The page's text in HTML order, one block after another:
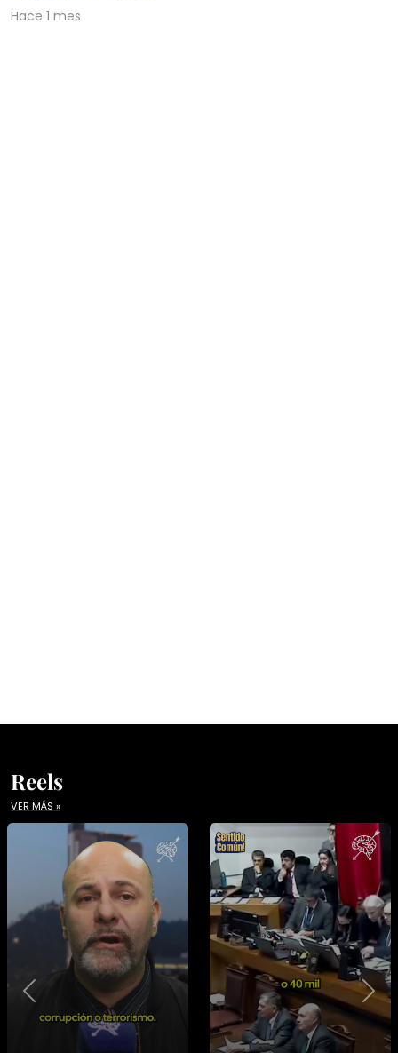
Hace 1 mes
Reels
VER MÁS »
Previous